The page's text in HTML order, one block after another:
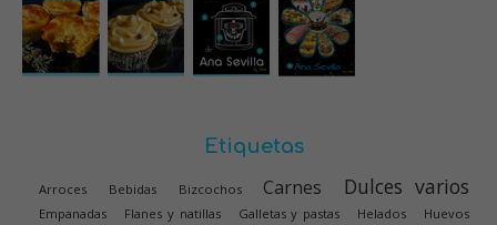
Etiquetas
Arroces Bebidas Bizcochos Carnes Dulces varios
Empanadas Flanes y natillas Galletas y pastas Helados Huevos